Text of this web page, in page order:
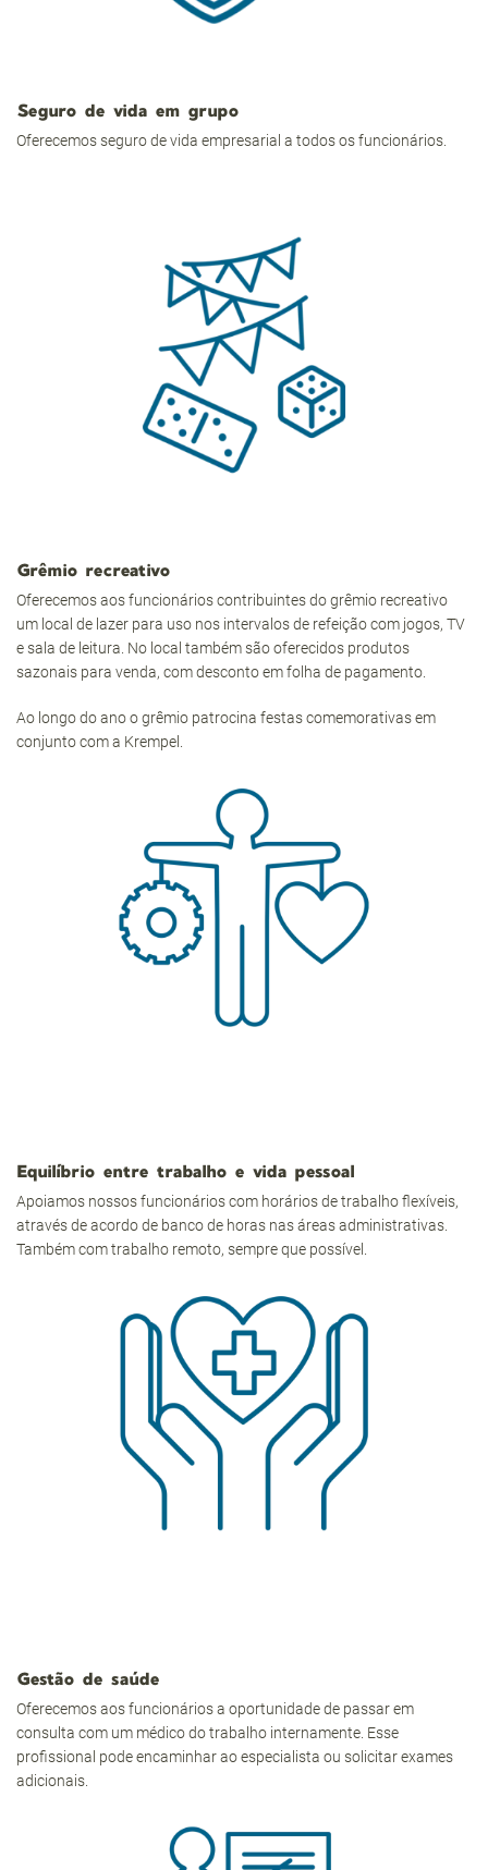
Seguro de vida em grupo
Oferecemos seguro de vida empresarial a todos os funcionários.
Grêmio recreativo
Oferecemos aos funcionários contribuintes do grêmio recreativo
um local de lazer para uso nos intervalos de refeição com jogos, TV
e sala de leitura. No local também são oferecidos produtos
sazonais para venda, com desconto em folha de pagamento.
Ao longo do ano o grêmio patrocina festas comemorativas em
conjunto com a Krempel.
Equilíbrio entre trabalho e vida pessoal
Apoiamos nossos funcionários com horários de trabalho flexíveis,
através de acordo de banco de horas nas áreas administrativas.
Também com trabalho remoto, sempre que possível.
Gestão de saúde
Oferecemos aos funcionários a oportunidade de passar em
consulta com um médico do trabalho internamente. Esse
profissional pode encaminhar ao especialista ou solicitar exames
adicionais.